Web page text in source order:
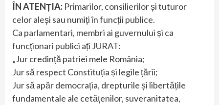
ÎN ATENȚIA: Primarilor, consilierilor și tuturor
celor aleși sau numiți în funcții publice.
Ca parlamentari, membri ai guvernului și ca
funcționari publici ați JURAT:
„Jur credință patriei mele România;
Jur să respect Constituția și legile țării;
Jur să apăr democrația, drepturile și libertățile
fundamentale ale cetățenilor, suveranitatea,